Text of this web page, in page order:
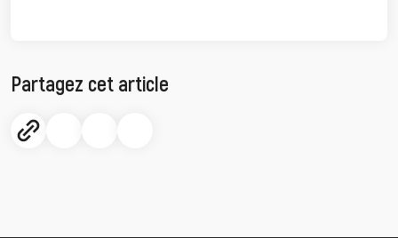
Partagez cet article